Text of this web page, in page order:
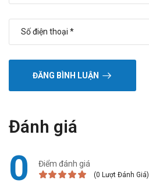
ĐĂNG BÌNH LUẬN
Đánh giá
0 Điểm đánh giá
(0 Lượt Đánh Giá)